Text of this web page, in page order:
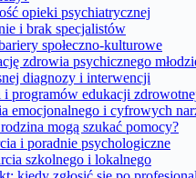
opieki psychiatrycznej
i brak specjalistów
społeczno-kulturowe
zdrowia psychicznego
diagnozy i interwencji
programów edukacji
emocjonalnego i cyfrowych
mogą szukać pomocy?
i poradnie psychologiczne
szkolnego i lokalnego